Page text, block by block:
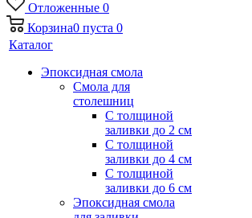
Отложенные 0
Корзина0 пуста 0
Каталог
Эпоксидная смола
Смола для
столешниц
С толщиной
заливки до 2 см
С толщиной
заливки до 4 см
С толщиной
заливки до 6 см
Эпоксидная смола